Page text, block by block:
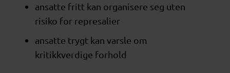
ansatte fritt kan organisere seg uten
risiko for represalier
ansatte trygt kan varsle om
kritikkverdige forhold